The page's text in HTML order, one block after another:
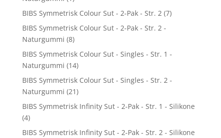
BIBS Symmetrisk Colour Sut - 2-Pak - Str. 2 (7)
BIBS Symmetrisk Colour Sut - 2-Pak - Str. 2 -
Naturgummi (8)
BIBS Symmetrisk Colour Sut - Singles - Str. 1 -
Naturgummi (14)
BIBS Symmetrisk Colour Sut - Singles - Str. 2 -
Naturgummi (21)
BIBS Symmetrisk Infinity Sut - 2-Pak - Str. 1 - Silikone
(4)
BIBS Symmetrisk Infinity Sut - 2-Pak - Str. 2 - Silikone